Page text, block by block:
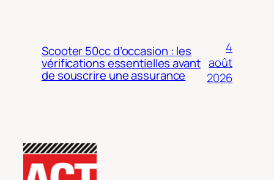
Scooter 50cc d’occasion : les
vérifications essentielles avant
de souscrire une assurance
4
août
2026